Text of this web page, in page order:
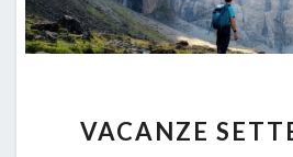
VACANZE